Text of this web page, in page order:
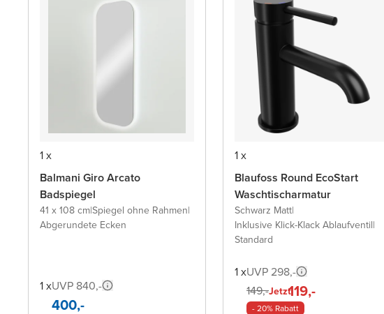
1 x
Balmani Giro Arcato
Badspiegel
41 x 108 cm|Spiegel ohne Rahmen|
Abgerundete Ecken
1 xUVP 840,-
400,-
1 x
Blaufoss Round EcoStart
Waschtischarmatur
Schwarz Matt|
Inklusive Klick-Klack Ablaufventil|
Standard
1 xUVP 298,-
149,-Jetzt119,-
- 20% Rabatt